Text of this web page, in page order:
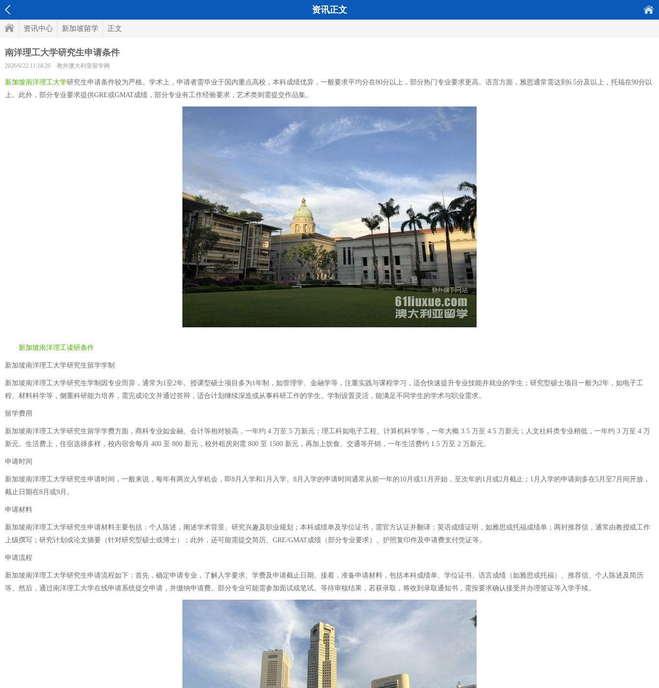
资讯正文
资讯中心 新加坡留学 正文
南洋理工大学研究生申请条件
2026/6/22 11:28:26 教外澳大利亚留学网
新加坡南洋理工大学研究生申请条件较为严格。学术上，申请者需毕业于国内重点高校，本科成绩优异，一般要求平均分在80分以上，部分热门专业要求更高。语言方面，雅思通常需达到6.5分及以上，托福在90分以
上。此外，部分专业要求提供GRE或GMAT成绩，部分专业有工作经验要求，艺术类则需提交作品集。
新加坡南洋理工读研条件
新加坡南洋理工大学研究生留学学制
新加坡南洋理工大学研究生学制因专业而异，通常为1至2年。授课型硕士项目多为1年制，如管理学、金融学等，注重实践与课程学习，适合快速提升专业技能并就业的学生；研究型硕士项目一般为2年，如电子工
程、材料科学等，侧重科研能力培养，需完成论文并通过答辩，适合计划继续深造或从事科研工作的学生。学制设置灵活，能满足不同学生的学术与职业需求。
留学费用
新加坡南洋理工大学研究生留学学费方面，商科专业如金融、会计等相对较高，一年约 4 万至 5 万新元；理工科如电子工程、计算机科学等，一年大概 3.5 万至 4.5 万新元；人文社科类专业稍低，一年约 3 万至 4 万
新元。生活费上，住宿选择多样，校内宿舍每月 400 至 800 新元，校外租房则需 800 至 1500 新元，再加上饮食、交通等开销，一年生活费约 1.5 万至 2 万新元。
申请时间
新加坡南洋理工大学研究生申请时间，一般来说，每年有两次入学机会，即8月入学和1月入学。8月入学的申请时间通常从前一年的10月或11月开始，至次年的1月或2月截止；1月入学的申请则多在5月至7月间开放，
截止日期在8月或9月。
申请材料
新加坡南洋理工大学研究生申请材料主要包括：个人陈述，阐述学术背景、研究兴趣及职业规划；本科成绩单及学位证书，需官方认证并翻译；英语成绩证明，如雅思或托福成绩单；两封推荐信，通常由教授或工作
上级撰写；研究计划或论文摘要（针对研究型硕士或博士）；此外，还可能需提交简历、GRE/GMAT成绩（部分专业要求）、护照复印件及申请费支付凭证等。
申请流程
新加坡南洋理工大学研究生申请流程如下：首先，确定申请专业，了解入学要求、学费及申请截止日期。接着，准备申请材料，包括本科成绩单、学位证书、语言成绩（如雅思或托福）、推荐信、个人陈述及简历
等。然后，通过南洋理工大学在线申请系统提交申请，并缴纳申请费。部分专业可能需参加面试或笔试。等待审核结果，若获录取，将收到录取通知书，需按要求确认接受并办理签证等入学手续。